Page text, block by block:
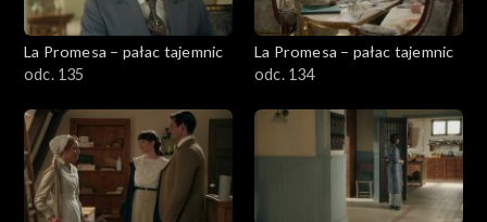
La Promesa – pałac tajemnic
odc. 135
La Promesa – pałac tajemnic
odc. 134